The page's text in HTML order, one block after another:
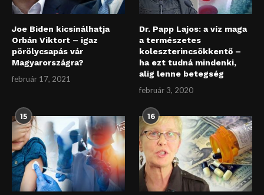
Joe Biden kicsinálhatja
Orbán Viktort – igaz
pörölycsapás vár
Magyarországra?
február 17, 2021
Dr. Papp Lajos: a víz maga
a természetes
koleszterincsökkentő –
ha ezt tudná mindenki,
alig lenne betegség
február 3, 2020
15 16